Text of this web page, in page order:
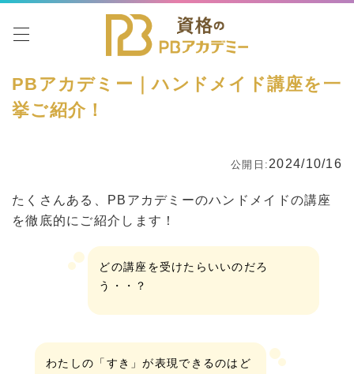
toggle navigation
PBアカデミー｜ハンドメイド講座を一
挙ご紹介！
公開日:2024/10/16
たくさんある、PBアカデミーのハンドメイドの講座
を徹底的にご紹介します！
どの講座を受けたらいいのだろ
う・・？
わたしの「すき」が表現できるのはど